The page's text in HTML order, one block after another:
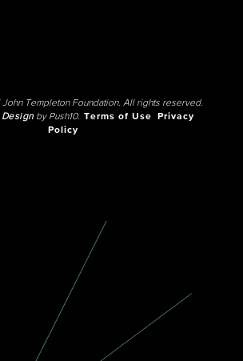
Templeton Foundation. All rights reserved.
Designby Push10. Terms of Use
Privacy
Policy